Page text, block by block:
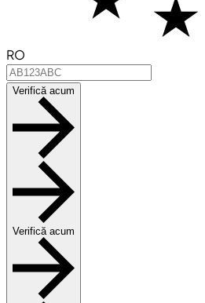
RO
Verifică acum
Verifică acum